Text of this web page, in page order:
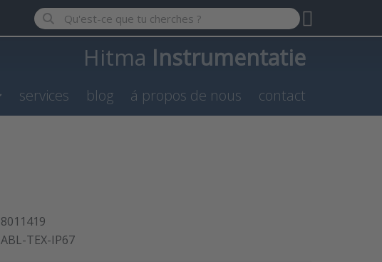
Enter a search term. Results will appear automatically as you
Hitma Instrumentatie
services blog á propos de nous contact
8011419
ABL-TEX-IP67